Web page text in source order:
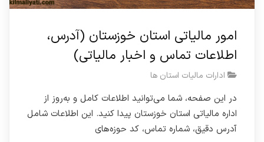
امور مالیاتی استان خوزستان (آدرس،
اطلاعات تماس و اخبار مالیاتی)
ادارات مالیات استان ها
در این صفحه، شما می‌توانید اطلاعات کامل و به‌روز از
اداره مالیاتی استان خوزستان پیدا کنید. این اطلاعات شامل
آدرس دقیق، شماره تماس، کد حوزه‌های